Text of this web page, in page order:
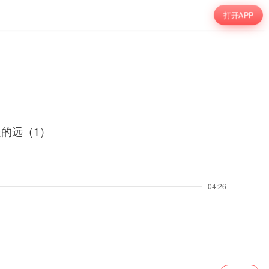
打开APP
远（1）
04:26